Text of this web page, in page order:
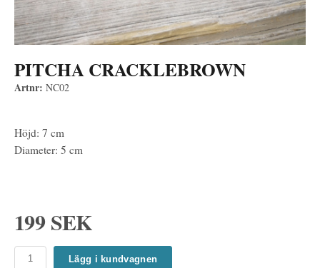
PITCHA CRACKLEBROWN
Artnr: NC02
Höjd: 7 cm
Diameter: 5 cm
199 SEK
Lägg i kundvagnen